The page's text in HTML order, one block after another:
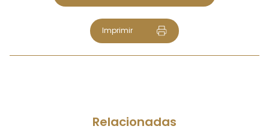
Imprimir
Relacionadas